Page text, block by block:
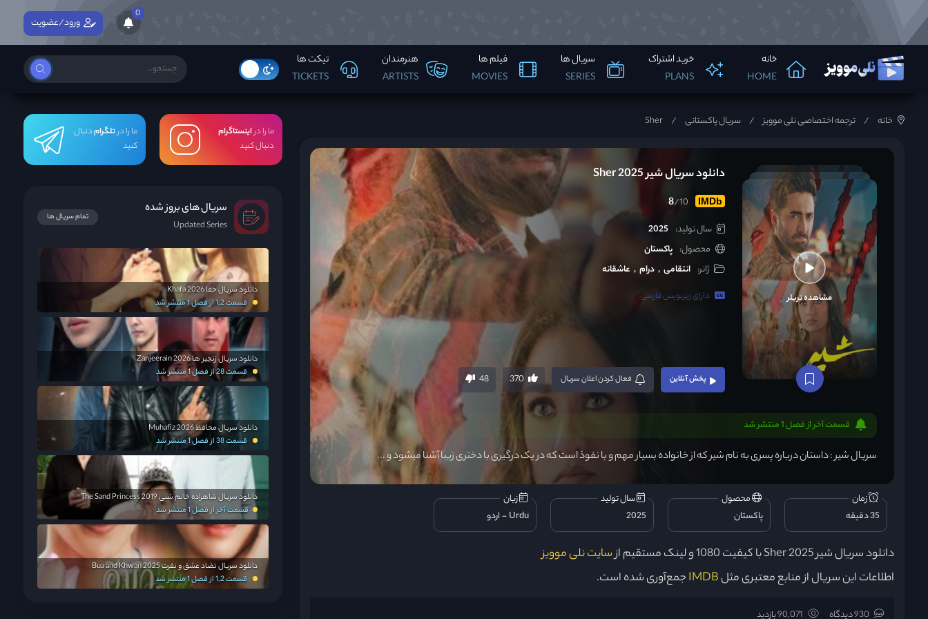
0
خانه
HOME
خرید اشتراک
PLANS
سریال ها
SERIES
فیلم ها
MOVIES
هنرمندان
ARTISTS
تیکت ها
TICKETS
ورود/عضویت
خانه ترجمه اختصاصی نلی موویز سریال پاکستانی Sher
مشاهده تریلر
دانلود سریال شیر Sher 2025
IMDb
8/10
سال تولید: 2025
محصول: پاکستان
ژانر: انتقامی درام عاشقانه
دارای زیرنویس فارسی
پخش آنلاین فعالکردن اعلان سریال 370
48
قسمت آخر از فصل 1 منتشر شد
سریال شیر : داستان درباره پسری به نام شیر که از خانواده بسیار مهم و با نفوذ است که در یک درگیری با دختری زیبا آشنا میشود و ...
زمان
35 دقیقه
محصول
پاکستان
سال تولید
2025
زبان
Urdu
اردو
دانلود سریال شیر Sher 2025 با کیفیت 1080 و لینک مستقیم از
سایت نلی موویز
اطلاعات این سریال از منابع معتبری مثلIMDBجمع‌آوری شده است.
ما را دراینستاگرام
دنبال کنید
ما را درتلگرامدنبال
کنید
سریال های بروز شده
Updated Series
تمام سریال ها
دانلود سریال خفا Khafa 2026
قسمت 1,2 از فصل 1 منتشر شد
دانلود سریال زنجیر ها Zanjeerain 2026
قسمت 28 از فصل 1 منتشر شد
دانلود سریال محافظ Muhafiz 2026
قسمت 38 از فصل 1 منتشر شد
دانلود سریال شاهزاده خانم شنی The Sand Princess 2019
قسمت آخر از فصل 1 منتشر شد
دانلود سریال تضاد عشق و نفرت Bua and Khwan 2025
قسمت 1,2 از فصل 1 منتشر شد